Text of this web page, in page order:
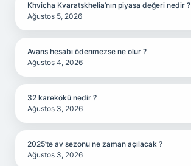
Khvicha Kvaratskhelia’nın piyasa değeri nedir ?
Ağustos 5, 2026
Avans hesabı ödenmezse ne olur ?
Ağustos 4, 2026
32 karekökü nedir ?
Ağustos 3, 2026
2025’te av sezonu ne zaman açılacak ?
Ağustos 3, 2026